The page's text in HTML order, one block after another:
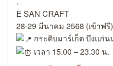
E SAN CRAFT
28-29 มีนาคม 2568 (เข้าฟรี)
กระติบมาร์เก็ต บึงเเก่
เวลา 15.00 – 23.30 น.